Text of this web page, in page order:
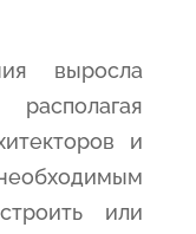
выросла
и
или